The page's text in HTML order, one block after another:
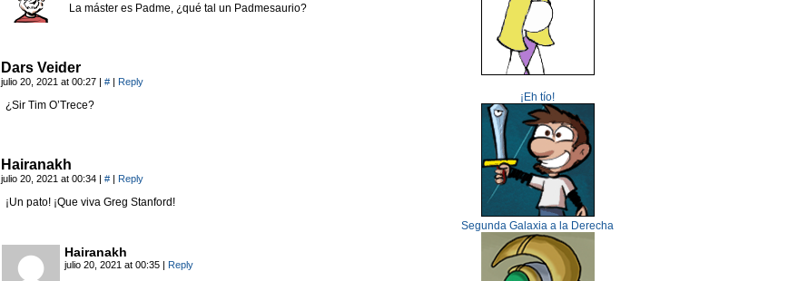
La máster es Padme, ¿qué tal un Padmesaurio?
Dars Veider
julio 20, 2021 at 00:27 | # | Reply
¿Sir Tim O’Trece?
Hairanakh
julio 20, 2021 at 00:34 | # | Reply
¡Un pato! ¡Que viva Greg Stanford!
Hairanakh
julio 20, 2021 at 00:35 | Reply
¡Eh tío!
Segunda Galaxia a la Derecha